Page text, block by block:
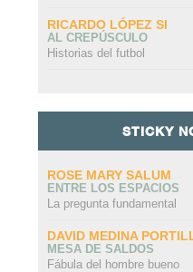
RICARDO LÓPEZ SI
AL CREPÚSCULO
Historias del futbol
STICKY
ROSE MARY SALUM
ENTRE LOS ESPACIOS
La pregunta fundamental
DAVID MEDINA
MESA DE SALDOS
Fábula del hombre bueno